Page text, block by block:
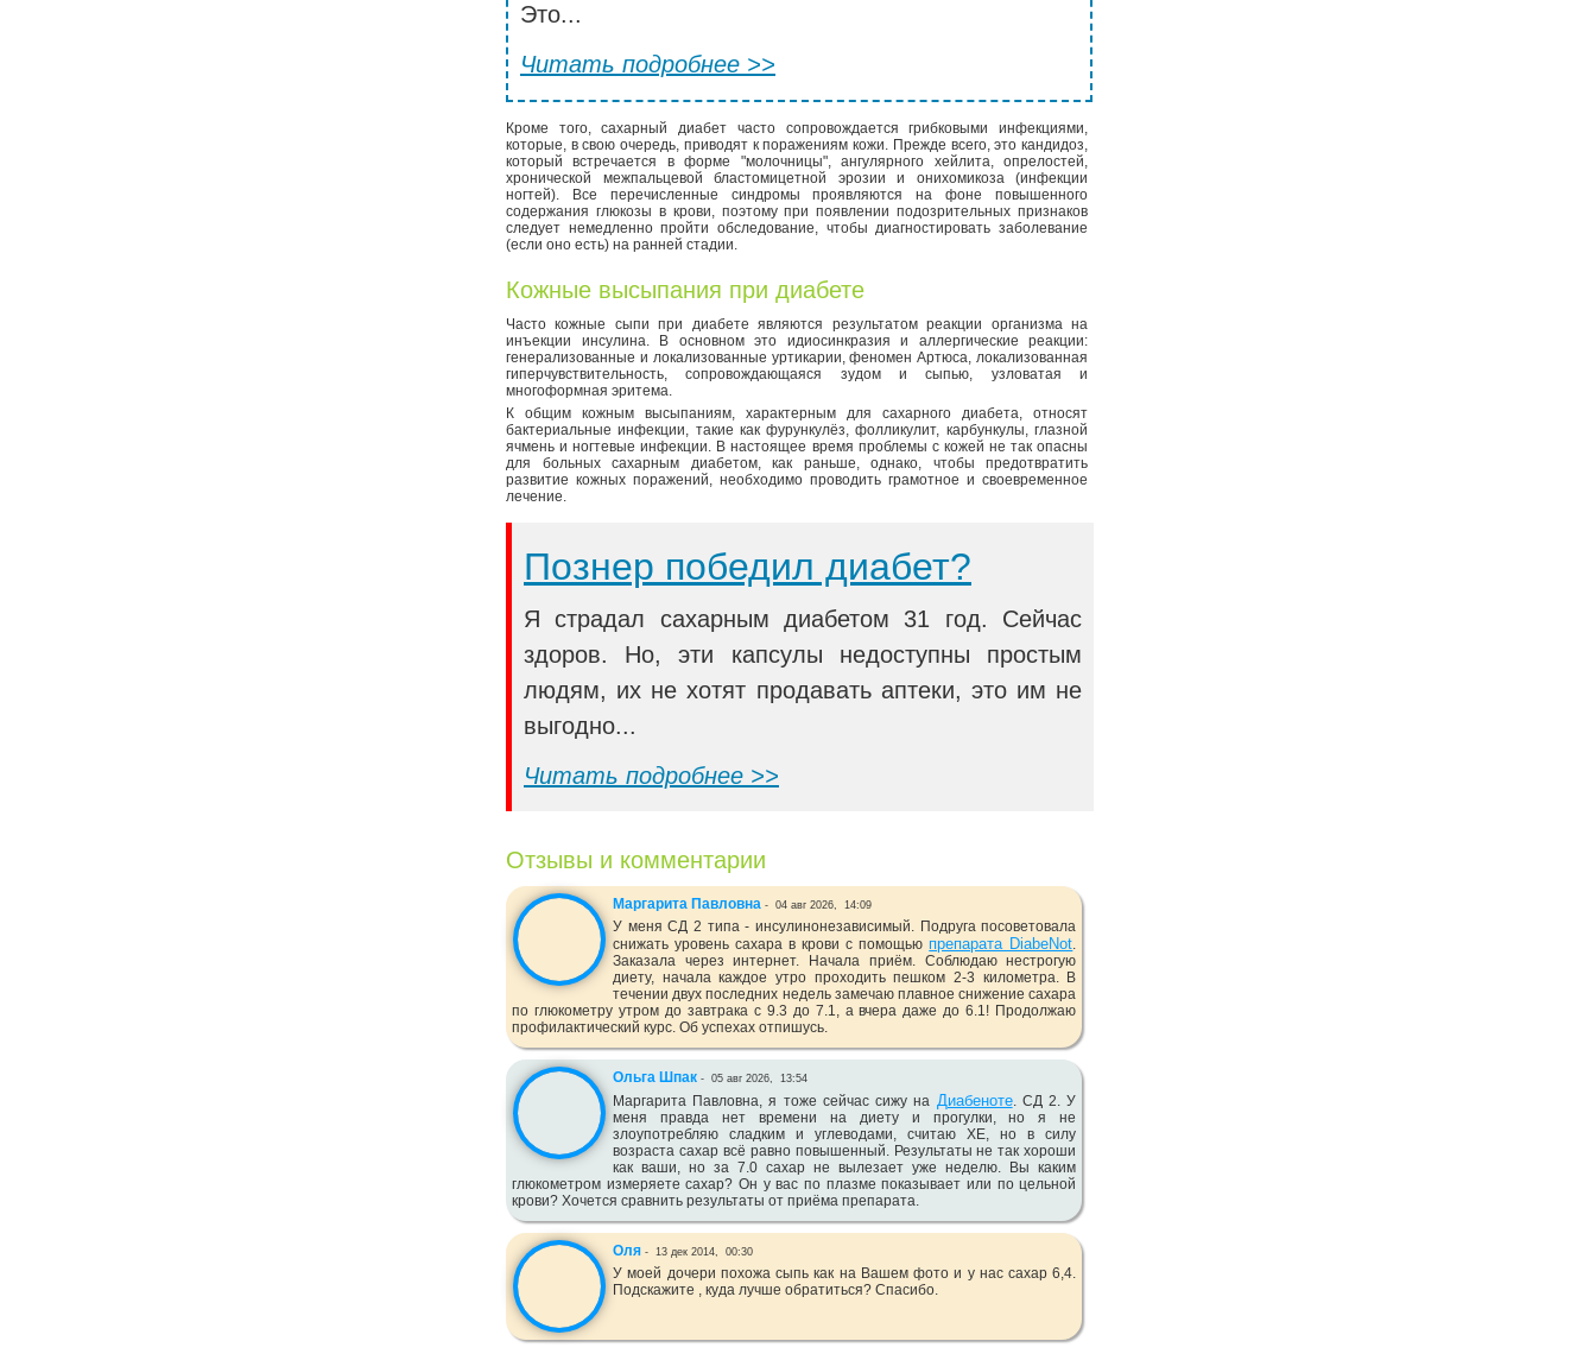
Это...
Читать подробнее >>
Кроме того, сахарный диабет часто сопровождается грибковыми инфекциями,
которые, в свою очередь, приводят к поражениям кожи. Прежде всего, это кандидоз,
который встречается в форме "молочницы", ангулярного хейлита, опрелостей,
хронической межпальцевой бластомицетной эрозии и онихомикоза (инфекции
ногтей). Все перечисленные синдромы проявляются на фоне повышенного
содержания глюкозы в крови, поэтому при появлении подозрительных признаков
следует немедленно пройти обследование, чтобы диагностировать заболевание
(если оно есть) на ранней стадии.
Кожные высыпания при диабете
Часто кожные сыпи при диабете являются результатом реакции организма на
инъекции инсулина. В основном это идиосинкразия и аллергические реакции:
генерализованные и локализованные уртикарии, феномен Артюса, локализованная
гиперчувствительность, сопровождающаяся зудом и сыпью, узловатая и
многоформная эритема.
К общим кожным высыпаниям, характерным для сахарного диабета, относят
бактериальные инфекции, такие как фурункулёз, фолликулит, карбункулы, глазной
ячмень и ногтевые инфекции. В настоящее время проблемы с кожей не так опасны
для больных сахарным диабетом, как раньше, однако, чтобы предотвратить
развитие кожных поражений, необходимо проводить грамотное и своевременное
лечение.
Познер победил диабет?
Я страдал сахарным диабетом 31 год. Сейчас
здоров. Но, эти капсулы недоступны простым
людям, их не хотят продавать аптеки, это им не
выгодно...
Читать подробнее >>
Отзывы и комментарии
Маргарита Павловна - 04 авг 2026, 14:09
У меня СД 2 типа - инсулинонезависимый. Подруга посоветовала
снижать уровень сахара в крови с помощьюпрепарата DiabeNot.
Заказала через интернет. Начала приём. Соблюдаю нестрогую
диету, начала каждое утро проходить пешком 2-3 километра. В
течении двух последних недель замечаю плавное снижение сахара
по глюкометру утром до завтрака с 9.3 до 7.1, а вчера даже до 6.1! Продолжаю
профилактический курс. Об успехах отпишусь.
Ольга Шпак - 05 авг 2026, 13:54
Маргарита Павловна, я тоже сейчас сижу на Диабеноте. СД 2. У
меня правда нет времени на диету и прогулки, но я не
злоупотребляю сладким и углеводами, считаю ХЕ, но в силу
возраста сахар всё равно повышенный. Результаты не так хороши
как ваши, но за 7.0 сахар не вылезает уже неделю. Вы каким
глюкометром измеряете сахар? Он у вас по плазме показывает или по цельной
крови? Хочется сравнить результаты от приёма препарата.
Оля - 13 дек 2014, 00:30
У моей дочери похожа сыпь как на Вашем фото и у нас сахар 6,4.
Подскажите , куда лучше обратиться? Спасибо.